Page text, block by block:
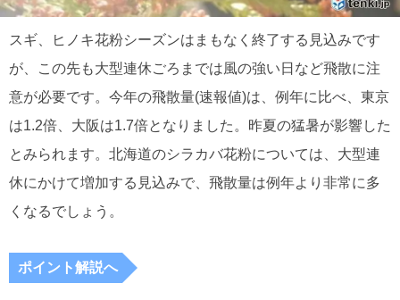
スギ、ヒノキ花粉シーズンはまもなく終了する見込みです
が、この先も大型連休ごろまでは風の強い日など飛散に注
意が必要です。今年の飛散量(速報値)は、例年に比べ、東京
は1.2倍、大阪は1.7倍となりました。昨夏の猛暑が影響した
とみられます。北海道のシラカバ花粉については、大型連
休にかけて増加する見込みで、飛散量は例年より非常に多
くなるでしょう。
ポイント解説へ